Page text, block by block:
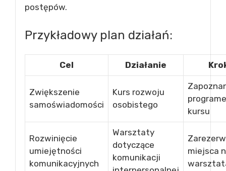
postępów.
Przykładowy plan działań:
Cel Działanie
Zwiększenie
samoświadomości
Kurs rozwoju
osobistego
kursu
Rozwinięcie
umiejętności
komunikacyjnych
Warsztaty
dotyczące
komunikacji
miejsca